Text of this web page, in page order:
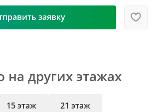
заявку
на других этажах
15 этаж 21 этаж